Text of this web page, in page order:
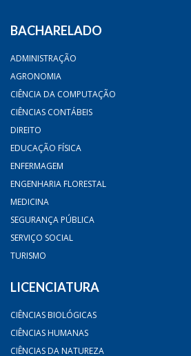
BACHARELADO
ADMINISTRAÇÃO
AGRONOMIA
CIÊNCIA DA COMPUTAÇÃO
CIÊNCIAS CONTÁBEIS
DIREITO
EDUCAÇÃO FÍSICA
ENFERMAGEM
ENGENHARIA FLORESTAL
MEDICINA
SEGURANÇA PÚBLICA
SERVIÇO SOCIAL
TURISMO
LICENCIATURA
CIÊNCIAS BIOLÓGICAS
CIÊNCIAS HUMANAS
CIÊNCIAS DA NATUREZA